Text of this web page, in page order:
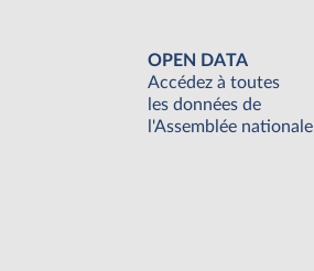
OPEN DATA
Accédez à toutes
les données de
l'Assemblée nationale